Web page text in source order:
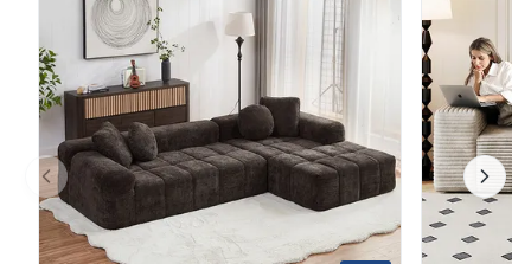
日 (アメリカ ストック) ブランド名 レデ・ブー カスタマ
イズ 専門的な中国のソファ工場 16年の外貿易輸出経験 オ
フィス用:ラウンジ,会議室,プレミアムワークスペース こ
の滑らかなベールベット式ホテルの扶手椅子は どんなオ
フィスにも使い勝手で リビングや会議室や 高級ワーク
ス...